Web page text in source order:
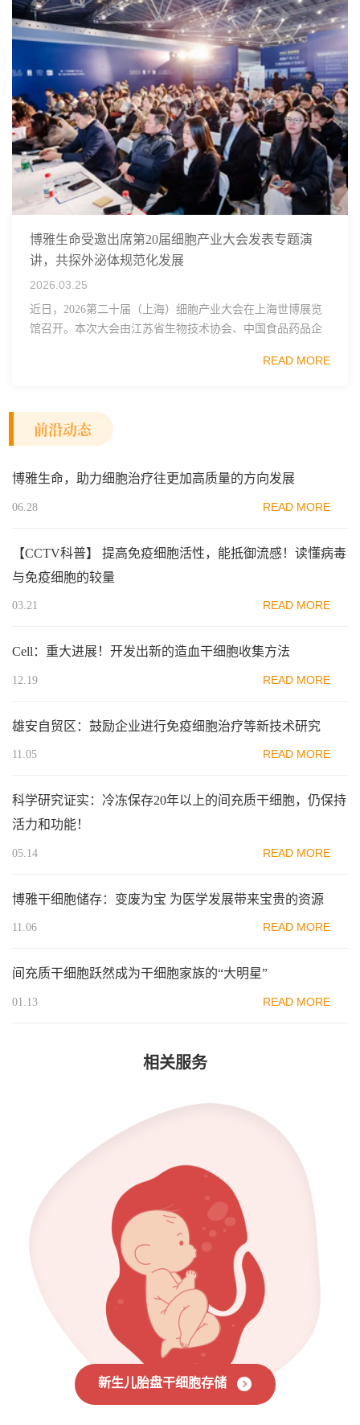
博雅生命受邀出席第20届细胞产业大会发表专题演
讲，共探外泌体规范化发展
2026.03.25
近日，2026第二十届（上海）细胞产业大会在上海世博展览
馆召开。本次大会由江苏省生物技术协会、中国食品药品企
范区生物医药行业协会、瑞士日内瓦长寿科学...
READ MORE
前沿动态
博雅生命，助力细胞治疗往更加高质量的方向发展
06.28 READ MORE
【CCTV科普】 提高免疫细胞活性，能抵御流感！读懂病毒
与免疫细胞的较量
03.21 READ MORE
Cell：重大进展！开发出新的造血干细胞收集方法
12.19 READ MORE
雄安自贸区：鼓励企业进行免疫细胞治疗等新技术研究
11.05 READ MORE
科学研究证实：冷冻保存20年以上的间充质干细胞，仍保持
活力和功能！
05.14 READ MORE
博雅干细胞储存：变废为宝 为医学发展带来宝贵的资源
11.06 READ MORE
间充质干细胞跃然成为干细胞家族的“大明星”
01.13 READ MORE
相关服务
新生儿胎盘干细胞存储